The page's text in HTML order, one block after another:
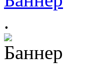
.